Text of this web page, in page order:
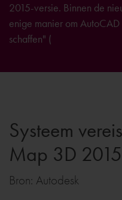
2015-versie. Binnen de
enige manier om
schaffen" (
Systeem
Map 3D 2015
Bron: Autodesk